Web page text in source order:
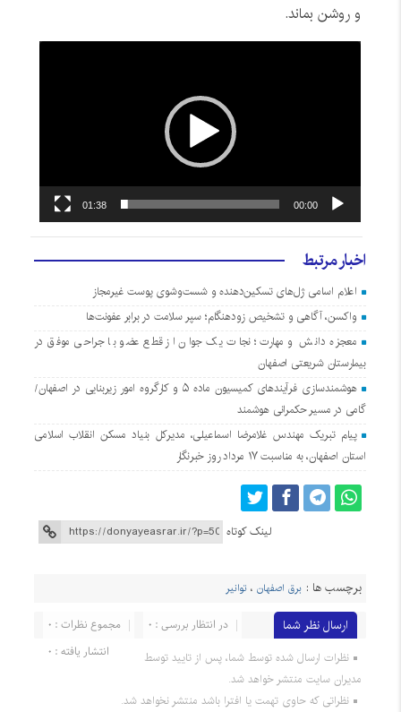
و روشن بماند.
00:00
01:38
اخبار مرتبط
اعلام اسامی ژل‌های تسکین‌دهنده و شست‌وشوی پوست غیرمجاز
واکسن، آگاهی و تشخیص زودهنگام؛ سپر سلامت در برابر عفونت‌ها
معجزه دانش و مهارت؛ نجات یک جوان از قطع عضو با جراحی موفق در
بیمارستان شریعتی اصفهان
هوشمندسازی فرآیندهای کمیسیون ماده ۵ و کارگروه امور زیربنایی در اصفهان/
گامی در مسیر حکمرانی هوشمند
پیام تبریک مهندس غلامرضا اسماعیلی، مدیرکل بنیاد مسکن انقلاب اسلامی
استان اصفهان، به مناسبت ۱۷ مرداد روز خبرنگار
لینک کوتاه
برچسب ها : برق اصفهان ،توانیر
ارسال نظر شما مجموع نظرات : 0
در انتظار بررسی : 0
انتشار یافته : 0
نظرات ارسال شده توسط شما، پس از تایید توسط
مدیران سایت منتشر خواهد شد.
نظراتی که حاوی تهمت یا افترا باشد منتشر نخواهد شد.